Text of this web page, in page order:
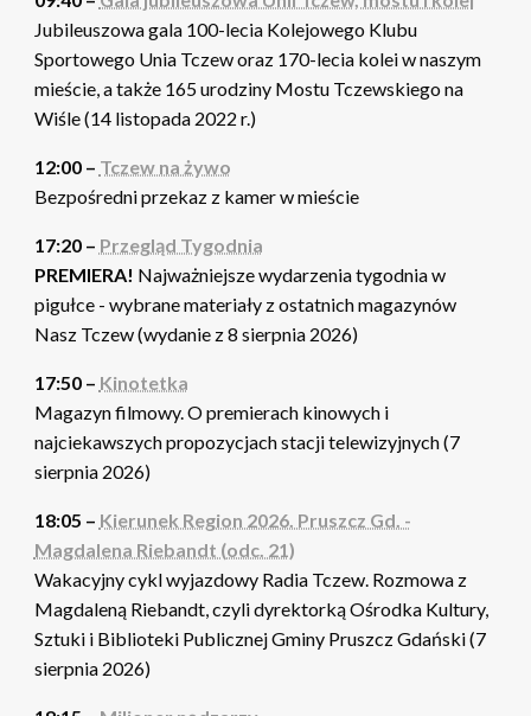
Jubileuszowa gala 100-lecia Kolejowego Klubu
Sportowego Unia Tczew oraz 170-lecia kolei w naszym
mieście, a także 165 urodziny Mostu Tczewskiego na
Wiśle (14 listopada 2022 r.)
12:00 – Tczew na żywo
Bezpośredni przekaz z kamer w mieście
17:20 – Przegląd Tygodnia
PREMIERA! Najważniejsze wydarzenia tygodnia w
pigułce - wybrane materiały z ostatnich magazynów
Nasz Tczew (wydanie z 8 sierpnia 2026)
17:50 – Kinotetka
Magazyn filmowy. O premierach kinowych i
najciekawszych propozycjach stacji telewizyjnych (7
sierpnia 2026)
18:05 – Kierunek Region 2026. Pruszcz Gd. -
Magdalena Riebandt (odc. 21)
Wakacyjny cykl wyjazdowy Radia Tczew. Rozmowa z
Magdaleną Riebandt, czyli dyrektorką Ośrodka Kultury,
Sztuki i Biblioteki Publicznej Gminy Pruszcz Gdański (7
sierpnia 2026)